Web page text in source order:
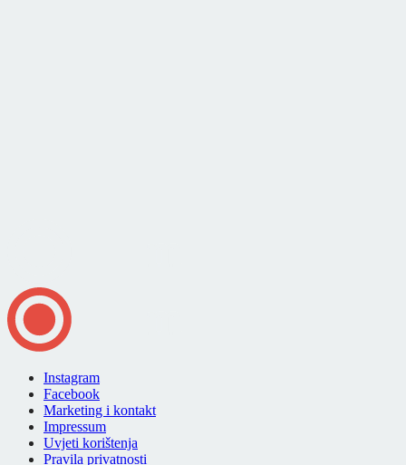
Instagram
Facebook
Marketing i kontakt
Impressum
Uvjeti korištenja
Pravila privatnosti